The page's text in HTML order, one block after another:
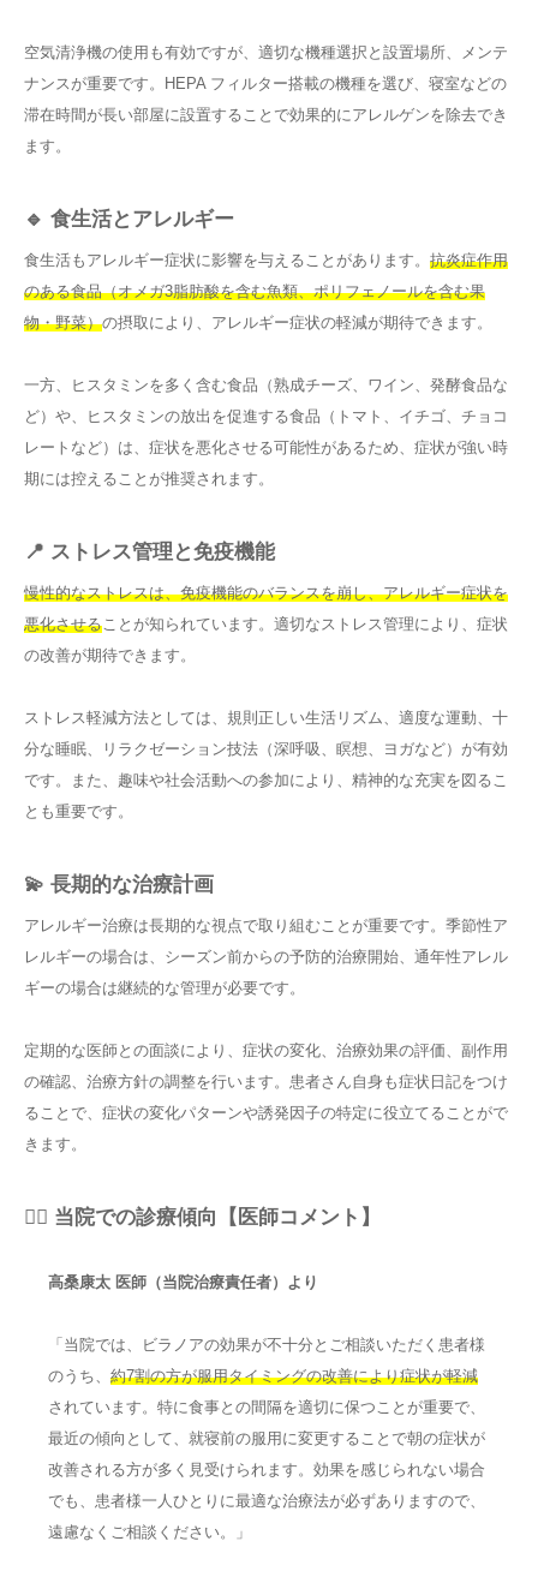
空気清浄機の使用も有効ですが、適切な機種選択と設置場所、メンテ
ナンスが重要です。HEPA フィルター搭載の機種を選び、寝室などの
滞在時間が長い部屋に設置することで効果的にアレルゲンを除去でき
ます。
🔹 食生活とアレルギー
食生活もアレルギー症状に影響を与えることがあります。 抗炎症作用
のある食品（オメガ3脂肪酸を含む魚類、ポリフェノールを含む果
物・野菜）の摂取により、アレルギー症状の軽減が期待できます。
一方、ヒスタミンを多く含む食品（熟成チーズ、ワイン、発酵食品な
ど）や、ヒスタミンの放出を促進する食品（トマト、イチゴ、チョコ
レートなど）は、症状を悪化させる可能性があるため、症状が強い時
期には控えることが推奨されます。
📍 ストレス管理と免疫機能
慢性的なストレスは、免疫機能のバランスを崩し、アレルギー症状を
悪化させる ことが知られています。適切なストレス管理により、症状
の改善が期待できます。
ストレス軽減方法としては、規則正しい生活リズム、適度な運動、十
分な睡眠、リラクゼーション技法（深呼吸、瞑想、ヨガなど）が有効
です。また、趣味や社会活動への参加により、精神的な充実を図るこ
とも重要です。
💫 長期的な治療計画
アレルギー治療は長期的な視点で取り組むことが重要です。季節性ア
レルギーの場合は、シーズン前からの予防的治療開始、通年性アレル
ギーの場合は継続的な管理が必要です。
定期的な医師との面談により、症状の変化、治療効果の評価、副作用
の確認、治療方針の調整を行います。患者さん自身も症状日記をつけ
ることで、症状の変化パターンや誘発因子の特定に役立てることがで
きます。
👨‍⚕️ 当院での診療傾向【医師コメント】
高桑康太 医師（当院治療責任者）より
「当院では、ビラノアの効果が不十分とご相談いただく患者様
のうち、 約7割の方が服用タイミングの改善により症状が軽減
されています。特に食事との間隔を適切に保つことが重要で、
最近の傾向として、就寝前の服用に変更することで朝の症状が
改善される方が多く見受けられます。効果を感じられない場合
でも、患者様一人ひとりに最適な治療法が必ずありますので、
遠慮なくご相談ください。」